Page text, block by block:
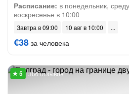
Расписание: в понедельник,
воскресенье в 10:00
Завтра в 09:00 10 авг в 10:00
€38 за человека
366 отзывов